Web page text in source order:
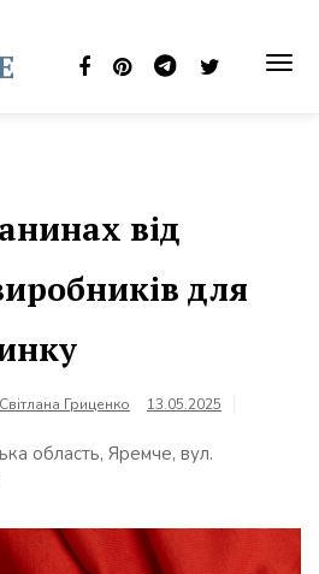
від
для
Світлана Гриценко
13.05.2025
область, Яремче, вул.